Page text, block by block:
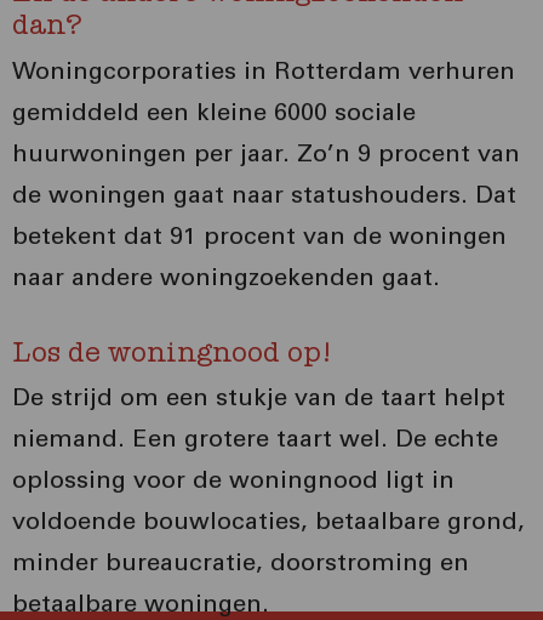
dan?
Woningcorporaties in Rotterdam verhuren
gemiddeld een kleine 6000 sociale
huurwoningen per jaar. Zo’n 9 procent van
de woningen gaat naar statushouders. Dat
betekent dat 91 procent van de woningen
naar andere woningzoekenden gaat.
Los de woningnood op!
De strijd om een stukje van de taart helpt
niemand. Een grotere taart wel. De echte
oplossing voor de woningnood ligt in
voldoende bouwlocaties, betaalbare grond,
minder bureaucratie, doorstroming en
betaalbare woningen.